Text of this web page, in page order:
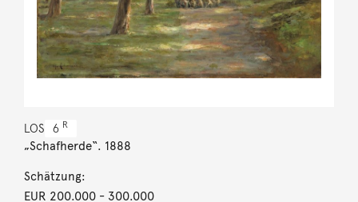
LOS 6 R
„Schafherde“. 1888
Schätzung:
EUR 200.000- 300.000